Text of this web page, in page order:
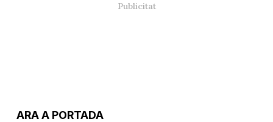
ARA A PORTADA